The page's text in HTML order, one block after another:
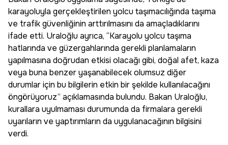
karayoluyla gerçekleştirilen yolcu taşımacılığında taşıma
ve trafik güvenliğinin arttırılmasını da amaçladıklarını
ifade etti. Uraloğlu ayrıca, “Karayolu yolcu taşıma
hatlarında ve güzergahlarında gerekli planlamaların
yapılmasına doğrudan etkisi olacağı gibi, doğal afet, kaza
veya buna benzer yaşanabilecek olumsuz diğer
durumlar için bu bilgilerin etkin bir şekilde kullanılacağını
öngörüyoruz” açıklamasında bulundu. Bakan Uraloğlu,
kurallara uyulmaması durumunda da firmalara gerekli
uyarıların ve yaptırımların da uygulanacağının bilgisini
verdi.